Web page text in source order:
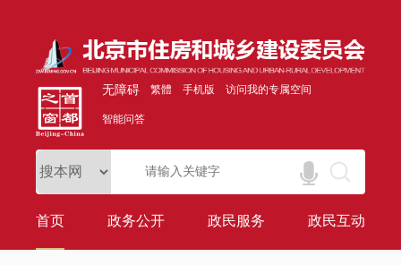
无障碍 繁體 手机版 访问我的专属空间
智能问答
首页 政务公开 政民服务 政民互动